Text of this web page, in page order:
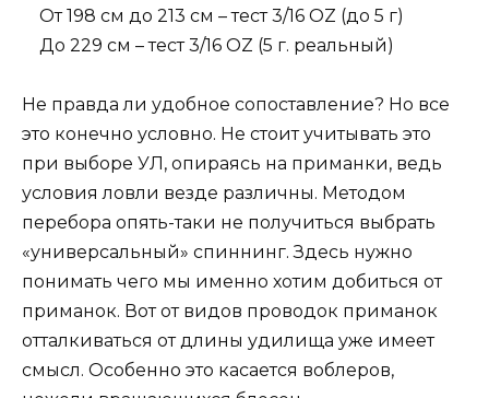
От 198 см до 213 см – тест 3/16 OZ (до 5 г)
До 229 см – тест 3/16 OZ (5 г. реальный)
Не правда ли удобное сопоставление? Но все
это конечно условно. Не стоит учитывать это
при выборе УЛ, опираясь на приманки, ведь
условия ловли везде различны. Методом
перебора опять-таки не получиться выбрать
«универсальный» спиннинг. Здесь нужно
понимать чего мы именно хотим добиться от
приманок. Вот от видов проводок приманок
отталкиваться от длины удилища уже имеет
смысл. Особенно это касается воблеров,